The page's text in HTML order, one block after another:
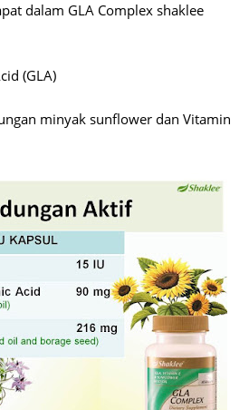
dalam GLA Complex shaklee
(GLA)
minyak sunflower dan Vitamin